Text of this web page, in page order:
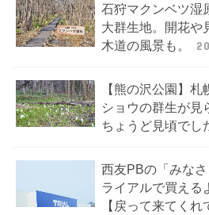
石狩マクンベツ湿
大群生地。開花や
木道の風景も。
【熊の沢公園】
ショウの群生が見
ちょうど見頃でし
西友PBの「みな
ライアルで買える
【戻って来てくれ